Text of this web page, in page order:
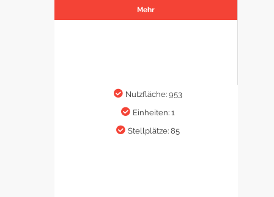
Mehr
Nutzfläche: 953
Einheiten: 1
Stellplätze: 85